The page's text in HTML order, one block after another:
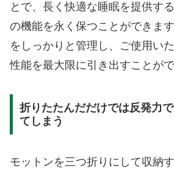
とで、長く快適な睡眠を提供す
の機能を永く保つことができま
をしっかりと管理し、ご使用い
性能を最大限に引き出すことがで
折りたたんだだけでは反発力
てしまう
モットンを三つ折りにして収納